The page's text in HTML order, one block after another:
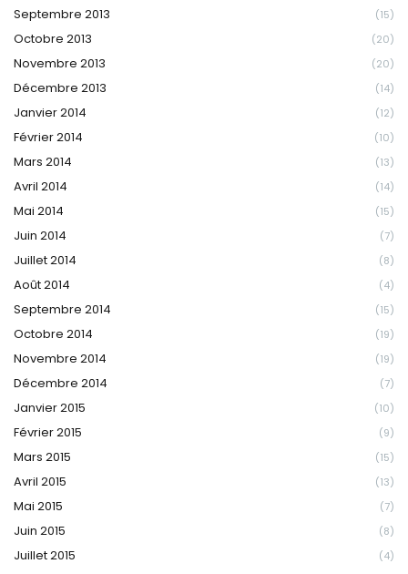
Septembre 2013 (15)
Octobre 2013 (20)
Novembre 2013 (20)
Décembre 2013 (14)
Janvier 2014 (12)
Février 2014 (10)
Mars 2014 (13)
Avril 2014 (14)
Mai 2014 (15)
Juin 2014 (7)
Juillet 2014 (8)
Août 2014 (4)
Septembre 2014 (15)
Octobre 2014 (19)
Novembre 2014 (19)
Décembre 2014 (7)
Janvier 2015 (10)
Février 2015 (9)
Mars 2015 (15)
Avril 2015 (13)
Mai 2015 (7)
Juin 2015 (8)
Juillet 2015 (4)